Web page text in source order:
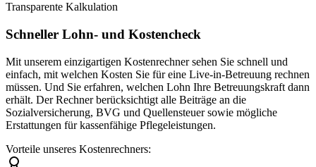
Transparente Kalkulation
Schneller Lohn- und Kostencheck
Mit unserem einzigartigen Kostenrechner sehen Sie schnell und
einfach, mit welchen Kosten Sie für eine Live-in-Betreuung rechnen
müssen. Und Sie erfahren, welchen Lohn Ihre Betreuungskraft dann
erhält. Der Rechner berücksichtigt alle Beiträge an die
Sozialversicherung, BVG und Quellensteuer sowie mögliche
Erstattungen für kassenfähige Pflegeleistungen.
Vorteile unseres Kostenrechners: